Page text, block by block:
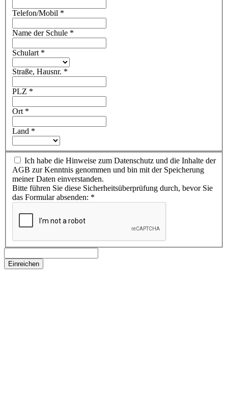
Telefon/Mobil *
Name der Schule *
Schulart *
Straße, Hausnr. *
PLZ *
Ort *
Land *
Ich habe die Hinweise zum Datenschutz und die Inhalte der
AGB zur Kenntnis genommen und bin mit der Speicherung
meiner Daten einverstanden.
Bitte führen Sie diese Sicherheitsüberprüfung durch, bevor Sie
das Formular absenden: *